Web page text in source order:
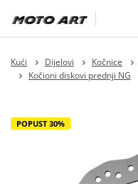
Kući Dijelovi Kočnice
Kočioni diskovi prednji NG
POPUST 30%